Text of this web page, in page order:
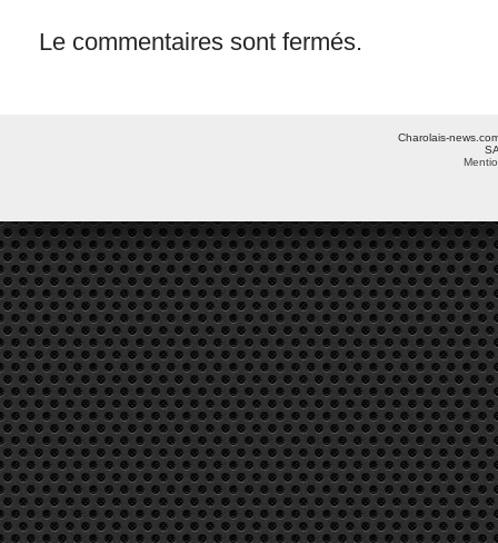
Le commentaires sont fermés.
Charolais-